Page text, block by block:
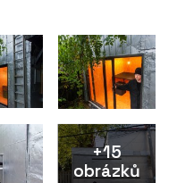
+15
obrázků